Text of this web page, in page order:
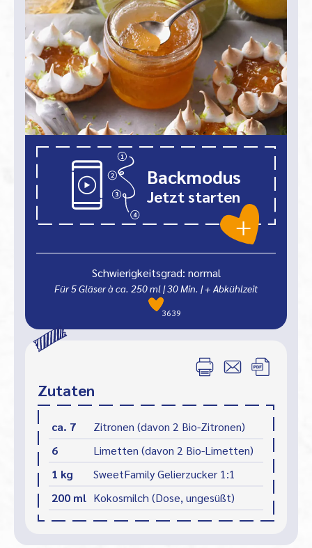
Backmodus
Jetzt starten
Schwierigkeitsgrad: normal
Für 5 Gläser à ca. 250 ml |30 Min. | + Abkühlzeit
3639
Zutaten
ca. 7
Zitronen (davon 2 Bio-Zitronen)
6
Limetten (davon 2 Bio-Limetten)
1 kg
SweetFamily Gelierzucker 1:1
200 ml Kokosmilch (Dose, ungesüßt)